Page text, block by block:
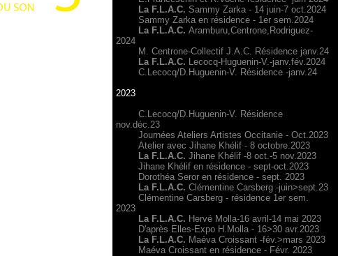
La F.L.A.C. Sammy Zarka - 14 juin-7 oct.2024
Sammy Zarka en résidence - 1er sem.2024
La F.L.A.C. Aramburu,Centrone,Rodriguez-
2024
M. Centrone-Collectif J.A.C. Résidence janv.24
La F.L.A.C. Lecocq-Huguenin-V.-janv.fév.2024
C.Lecocq/D.Huguenin-V. Résidence -janv.24
2023
C.Lecocq/D.Huguenin-V. Résidence
nov.déc.23
Journées Ateliers Artistes Occitanie - Oct.2023
Atelier avec Jihane Khélif - 8 octobre.2023
La F.L.A.C. Jihane Khélif -8 oct.-5 nov.2023
Jihane Khélif en résidence - sept-oct.2023
Dorothéa Seror en résidence - sept. 2023
La F.L.A.C. Clémentine Carsberg -juin>sept.23
Clémentine Carsberg - résidence 1er sem.
2023
La F.L.A.C. Hervé Molla-16 avril-14 mai 2023
D'après Elles-Expo H.Molla - 16>30 avr.2023
La F.L.A.C. Maéva Croissant -fév.>mars 2023
Maéva Croissant en résidence - Févr. 2023